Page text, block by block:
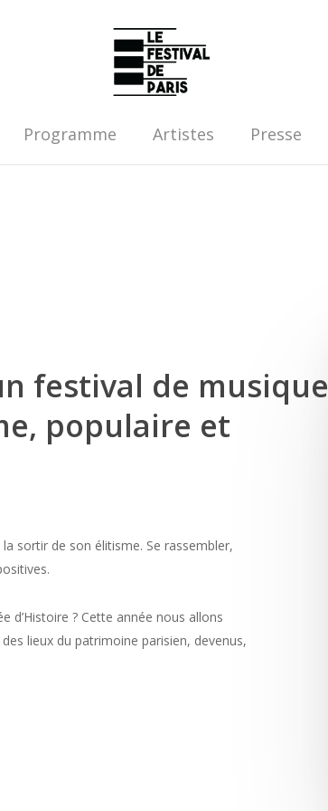
Programme Artistes Presse
festival de musique
populaire et
sortir de son élitisme. Se rassembler,
d’Histoire ? Cette année nous allons
lieux du patrimoine parisien, devenus,